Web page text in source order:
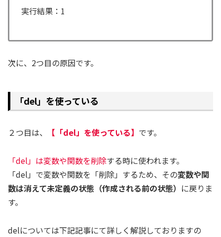
実行結果：1
次に、2つ目の原因です。
「del」を使っている
２つ目は、 【「del」を使っている】 です。
「del」は変数や関数を削除する時に使われます。
「del」で変数や関数を「削除」するため、その変数や関
数は消えて未定義の状態（作成される前の状態） に戻りま
す。
delについては下記記事にて詳しく解説しておりますの